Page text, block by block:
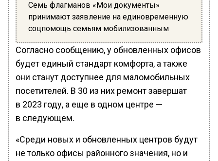
Семь флагманов «Мои документы»
принимают заявление на единовременную
соцпомощь семьям мобилизованным
Согласно сообщению, у обновленных офисов
будет единый стандарт комфорта, а также
они станут доступнее для маломобильных
посетителей. В 30 из них ремонт завершат
в 2023 году, а еще в одном центре —
в следующем.
«Среди новых и обновленных центров будут
не только офисы районного значения, но и